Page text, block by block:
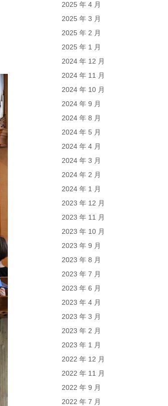
2025 年 4 月
2025 年 3 月
2025 年 2 月
2025 年 1 月
2024 年 12 月
2024 年 11 月
2024 年 10 月
2024 年 9 月
2024 年 8 月
2024 年 5 月
2024 年 4 月
2024 年 3 月
2024 年 2 月
2024 年 1 月
2023 年 12 月
2023 年 11 月
2023 年 10 月
2023 年 9 月
2023 年 8 月
2023 年 7 月
2023 年 6 月
2023 年 4 月
2023 年 3 月
2023 年 2 月
2023 年 1 月
2022 年 12 月
2022 年 11 月
2022 年 9 月
2022 年 7 月